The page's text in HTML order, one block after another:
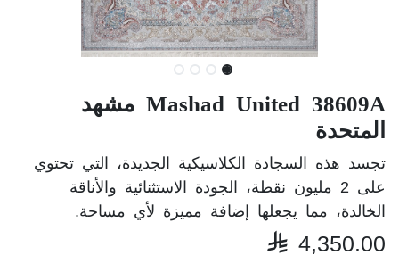
Mashad United 38609A مشهد
المتحدة
تجسد هذه السجادة الكلاسيكية الجديدة، التي تحتوي
على 2 مليون نقطة، الجودة الاستثنائية والأناقة
الخالدة، مما يجعلها إضافة مميزة لأي مساحة.
4,350.00
